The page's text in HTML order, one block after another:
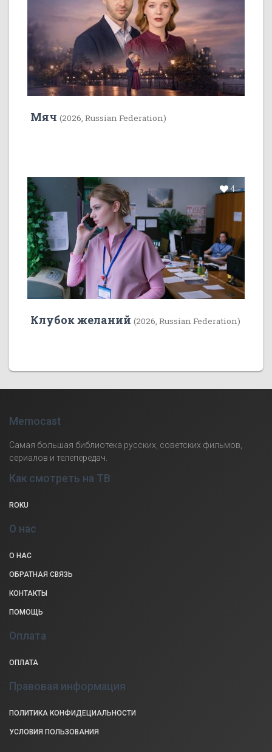
Мяч (2026, Russian Federation)
4
Клубок желаний (2026, Russian Federation)
Memocast
Самая большая библиотека русских, советских фильмов,
сериалов и телепередач.
Как смотреть на ТВ
ROKU
О нас
О НАС
ОБРАТНАЯ СВЯЗЬ
КОНТАКТЫ
ПОМОЩЬ
Оплата
ОПЛАТА
Правовая информация
ПОЛИТИКА КОНФИДЕЦИАЛЬНОСТИ
УСЛОВИЯ ПОЛЬЗОВАНИЯ